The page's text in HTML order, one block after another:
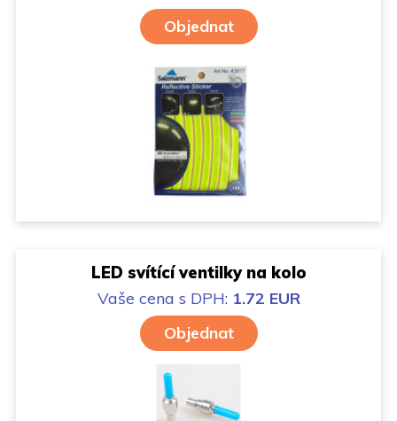
Objednat
LED svítící ventilky na kolo
Vaše cena s DPH: 1.72 EUR
Objednat